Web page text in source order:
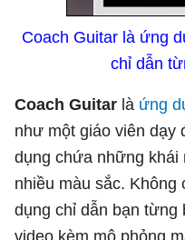
Coach Guitar là ứng
chỉ dẫn
Coach Guitar là ứng
như một giáo viên dạy
dụng chứa những khái
nhiều màu sắc. Không
dụng chỉ dẫn bạn
video kèm mô phỏng